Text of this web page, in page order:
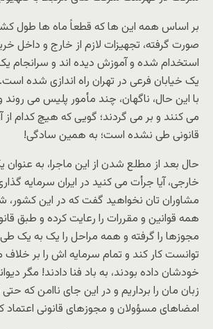
بر اساس همه این ها که قطعاً ماه ها طول
صورت گرفته، تجهیزات لازم از خارج و داخل
استخدام شده و آموزش دیده اند و سرانجام
یک خیابان فرعی در تهران راه اندازی شده است.
با این حال، ناگهان، چند مأمور پلیس می روند
می کنند و بر می گردند؛ گویی که هیچ کدام
قانونی طی نشده است؛ به همین سادگی!
حال بعد از مطلع شدن از این ماجرا، به عنوان
خارجی، آیا جرأت می کنید در ایران سرمایه
مشاوران تان نخواهید گفت که در این
همه قوانین و مقررات را رعایت کرده و طبق
مجوزها را گرفته و همه مراحل را یک به یک
توانست کار کند و تمام سرمایه اش را بر
خودشان داده بودند، به باد فنا دادند! مگر
زبان مان را برداریم و در این جای ناامن که
امضاهای مسؤولان و مجوزهای قانونی اعتماد